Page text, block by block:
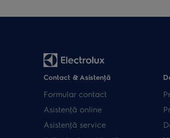
Contact & Asistenţă
Formular contact
Asistenţă online
Asistenţă service